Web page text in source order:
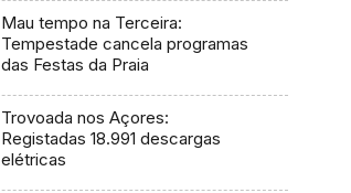
Mau tempo na Terceira:
Tempestade cancela programas
das Festas da Praia
Trovoada nos Açores:
Registadas 18.991 descargas
elétricas